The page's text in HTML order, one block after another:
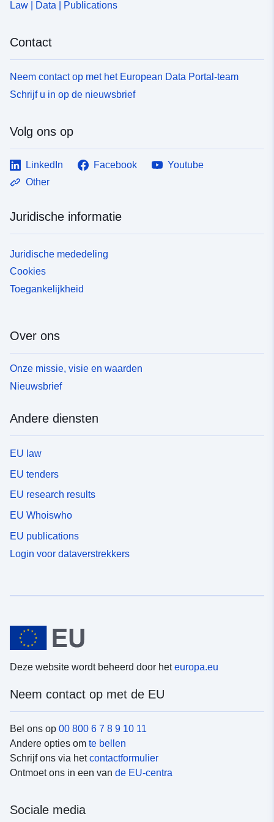
Law | Data | Publications
Contact
Neem contact op met het European Data Portal-team
Schrijf u in op de nieuwsbrief
Volg ons op
LinkedIn Facebook
Youtube
Other
Juridische informatie
Juridische mededeling
Cookies
Toegankelijkheid
Over ons
Onze missie, visie en waarden
Nieuwsbrief
Andere diensten
EU law
EU tenders
EU research results
EU Whoiswho
EU publications
Login voor dataverstrekkers
Deze website wordt beheerd door heteuropa.eu
Neem contact op met de EU
Bel ons op 00 800 6 7 8 9 10 11
Andere opties om te bellen
Schrijf ons via hetcontactformulier
Ontmoet ons in een van de EU-centra
Sociale media